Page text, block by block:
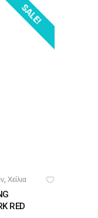
SALE!
, Χείλια
RED